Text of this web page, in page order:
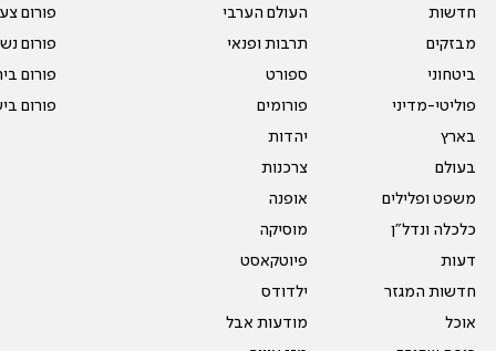
חדשות
מבזקים
ביטחוני
פוליטי-מדיני
בארץ
בעולם
משפט ופלילים
כלכלה ונדל"ן
דעות
חדשות המגזר
אוכל
העולם הערבי
תרבות ופנאי
ספורט
פורומים
יהדות
צרכנות
אופנה
מוסיקה
פיוטקאסט
ילדודס
מודעות אבל
פורום
פורום
פורום
פורום